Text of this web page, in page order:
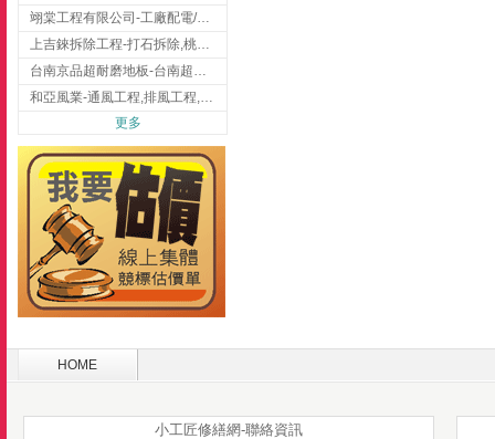
翊棠工程有限公司-工廠配電/高雄消防機電公司
上吉錸拆除工程-打石拆除,桃園打石拆除,桃園拆除工程
台南京品超耐磨地板-台南超耐磨地板
和亞風業-通風工程,排風工程,彰化通風工程,彰化排風工程
更多
HOME
小工匠修繕網-聯絡資訊